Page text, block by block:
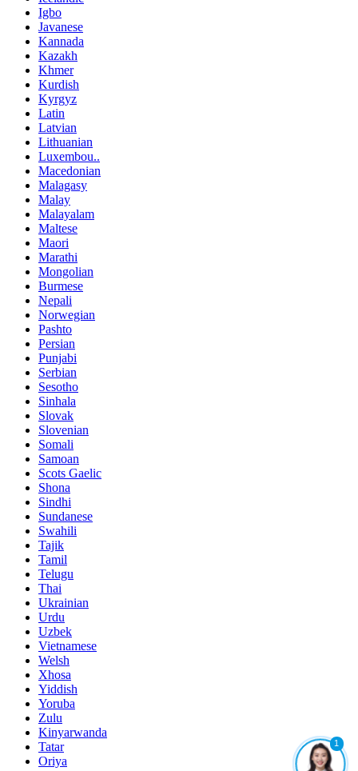
Igbo
Javanese
Kannada
Kazakh
Khmer
Kurdish
Kyrgyz
Latin
Latvian
Lithuanian
Luxembou..
Macedonian
Malagasy
Malay
Malayalam
Maltese
Maori
Marathi
Mongolian
Burmese
Nepali
Norwegian
Pashto
Persian
Punjabi
Serbian
Sesotho
Sinhala
Slovak
Slovenian
Somali
Samoan
Scots Gaelic
Shona
Sindhi
Sundanese
Swahili
Tajik
Tamil
Telugu
Thai
Ukrainian
Urdu
Uzbek
Vietnamese
Welsh
Xhosa
Yiddish
Yoruba
Zulu
Kinyarwanda
Tatar
Oriya
1